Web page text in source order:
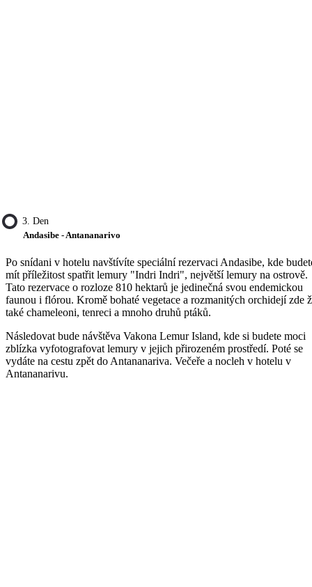
3. Den
Andasibe - Antananarivo
Po snídani v hotelu navštívíte speciální rezervaci Andasibe, kde
mít příležitost spatřit lemury "Indri Indri", největší lemury na ostrově.
Tato rezervace o rozloze 810 hektarů je jedinečná svou endemickou
faunou i flórou. Kromě bohaté vegetace a rozmanitých orchidejí zde
také chameleoni, tenreci a mnoho druhů ptáků.
Následovat bude návštěva Vakona Lemur Island, kde si budete moci
zblízka vyfotografovat lemury v jejich přirozeném prostředí. Poté se
vydáte na cestu zpět do Antananariva. Večeře a nocleh v hotelu v
Antananarivu.